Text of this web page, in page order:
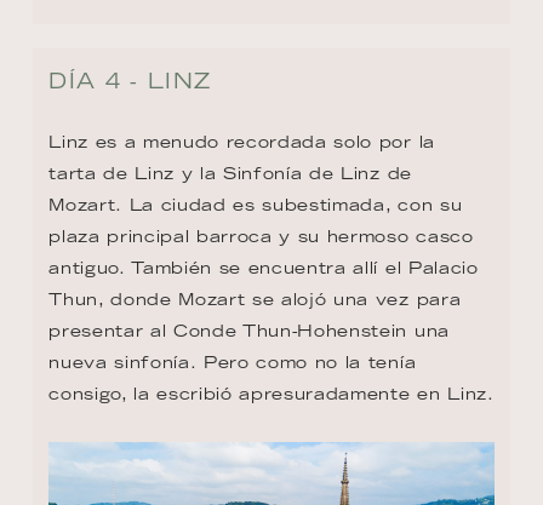
DÍA 4 - LINZ
Linz es a menudo recordada solo por la
tarta de Linz y la Sinfonía de Linz de
Mozart. La ciudad es subestimada, con su
plaza principal barroca y su hermoso casco
antiguo. También se encuentra allí el Palacio
Thun, donde Mozart se alojó una vez para
presentar al Conde Thun-Hohenstein una
nueva sinfonía. Pero como no la tenía
consigo, la escribió apresuradamente en Linz.